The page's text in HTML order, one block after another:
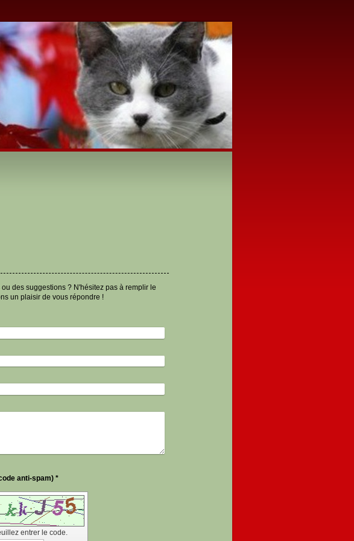
des suggestions ? N'hésitez pas à remplir le
un plaisir de vous répondre !
Captcha (code anti-spam) *
entrer le code.